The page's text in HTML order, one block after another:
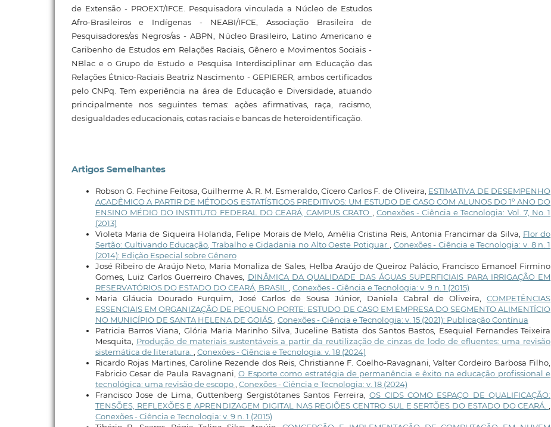
de Extensão - PROEXT/IFCE. Pesquisadora vinculada a Núcleo de Estudos
Afro-Brasileiros e Indígenas - NEABI/IFCE, Associação Brasileira de
Pesquisadores/as Negros/as - ABPN, Núcleo Brasileiro, Latino Americano e
Caribenho de Estudos em Relações Raciais, Gênero e Movimentos Sociais -
NBlac e o Grupo de Estudo e Pesquisa Interdisciplinar em Educação das
Relações Étnico-Raciais Beatriz Nascimento - GEPIERER, ambos certificados
pelo CNPq. Tem experiência na área de Educação e Diversidade, atuando
principalmente nos seguintes temas: ações afirmativas, raça, racismo,
desigualdades educacionais, cotas raciais e bancas de heteroidentificação.
Artigos Semelhantes
Robson G. Fechine Feitosa, Guilherme A. R. M. Esmeraldo, Cícero Carlos F. de Oliveira, ESTIMATIVA DE DESEMPENHO
ACADÊMICO A PARTIR DE MÉTODOS ESTATÍSTICOS PREDITIVOS: UM ESTUDO DE CASO COM ALUNOS DO 1º ANO DO
ENSINO MÉDIO DO INSTITUTO FEDERAL DO CEARÁ, CAMPUS CRATO , Conexões - Ciência e Tecnologia: Vol. 7, No. 1
(2013)
Violeta Maria de Siqueira Holanda, Felipe Morais de Melo, Amélia Cristina Reis, Antonia Francimar da Silva, Flor do
Sertão: Cultivando Educação, Trabalho e Cidadania no Alto Oeste Potiguar , Conexões - Ciência e Tecnologia: v. 8 n. 1
(2014): Edição Especial sobre Gênero
José Ribeiro de Araújo Neto, Maria Monaliza de Sales, Helba Araújo de Queiroz Palácio, Francisco Emanoel Firmino
Gomes, Luiz Carlos Guerreiro Chaves, DINÂMICA DA QUALIDADE DAS ÁGUAS SUPERFICIAIS PARA IRRIGAÇÃO EM
RESERVATÓRIOS DO ESTADO DO CEARÁ, BRASIL, Conexões - Ciência e Tecnologia: v. 9 n. 1 (2015)
Maria Gláucia Dourado Furquim, José Carlos de Sousa Júnior, Daniela Cabral de Oliveira,COMPETÊNCIAS
ESSENCIAIS EM ORGANIZAÇÃO DE PEQUENO PORTE: ESTUDO DE CASO EM EMPRESA DO SEGMENTO ALIMENTÍCIO
NO MUNICÍPIO DE SANTA HELENA DE GOIÁS, Conexões - Ciência e Tecnologia: v. 15 (2021): Publicação Contínua
Patricia Barros Viana, Glória Maria Marinho Silva, Juceline Batista dos Santos Bastos, Esequiel Fernandes Teixeira
Mesquita, Produção de materiais sustentáveis a partir da reutilização de cinzas de lodo de efluentes: uma revisão
sistemática de literatura. , Conexões - Ciência e Tecnologia: v. 18 (2024)
Ricardo Rojas Martines, Caroline Rezende dos Reis, Christianne F. Coelho-Ravagnani, Valter Cordeiro Barbosa Filho,
Fabricio Cesar de Paula Ravagnani,O Esporte como estratégia de permanência e êxito na educação profissional e
tecnológica: uma revisão de escopo, Conexões - Ciência e Tecnologia: v. 18 (2024)
Francisco Jose de Lima, Guttenberg Sergistótanes Santos Ferreira,OS CIDS COMO ESPAÇO DE QUALIFICAÇÃO:
TENSÕES, REFLEXÕES E APRENDIZAGEM DIGITAL NAS REGIÕES CENTRO SUL E SERTÕES DO ESTADO DO CEARÁ.,
Conexões - Ciência e Tecnologia: v. 9 n. 1 (2015)